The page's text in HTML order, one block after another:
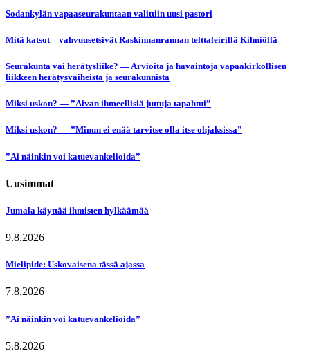
Sodankylän vapaaseurakuntaan valittiin uusi pastori
Mitä katsot – vahvuusetsivät Raskinnanrannan telttaleirillä Kihniöllä
Seurakunta vai herätysliike? — Arvioita ja havaintoja vapaakirkollisen
liikkeen herätysvaiheista ja seurakunnista
Miksi uskon? — ”Aivan ihmeellisiä juttuja tapahtui”
Miksi uskon? — ”Minun ei enää tarvitse olla itse ohjaksissa”
”Ai näinkin voi katuevankelioida”
Uusimmat
Jumala käyttää ihmisten hylkäämää
9.8.2026
Mielipide: Uskovaisena tässä ajassa
7.8.2026
”Ai näinkin voi katuevankelioida”
5.8.2026